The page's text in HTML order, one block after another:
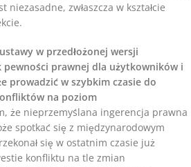
niezasadne, zwłaszcza w kształcie
w przedłożonej wersji
prawnej dla użytkowników i
prowadzić w szybkim czasie do
na poziom
że nieprzemyślana ingerencja prawna
spotkać się z międzynarodowym
się w ostatnim czasie już
konfliktu na tle zmian